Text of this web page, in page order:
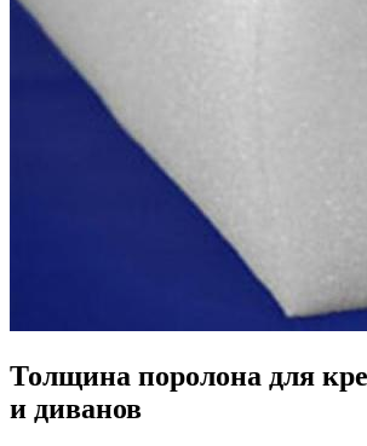
Толщина поролона для
и диванов